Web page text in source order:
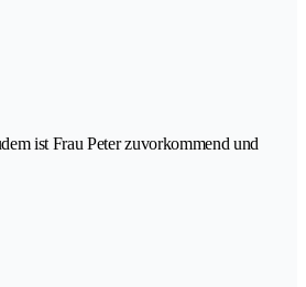
ist Frau Peter zuvorkommend und